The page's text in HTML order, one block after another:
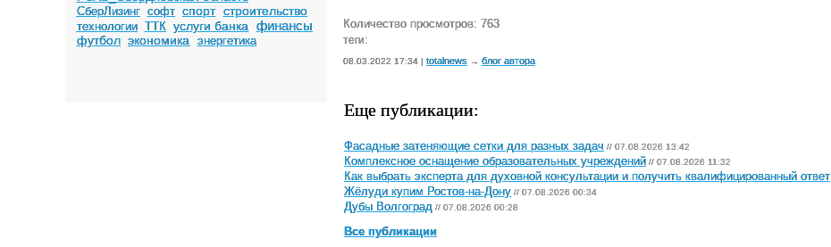
СберЛизинг софт спорт строительство
технологии ТТК услуги банка финансы
футбол экономика энергетика
Количество просмотров: 763
теги:
08.03.2022 17:34 | totalnews → блог автора
Еще публикации:
Фасадные затеняющие сетки для разных задач // 07.08.2026 13:42
Комплексное оснащение образовательных учреждений // 07.08.2026 11:32
Как выбрать эксперта для духовной консультации и получить квалифицированный ответ
Жёлуди купим Ростов-на-Дону // 07.08.2026 00:34
Дубы Волгоград // 07.08.2026 00:28
Все публикации